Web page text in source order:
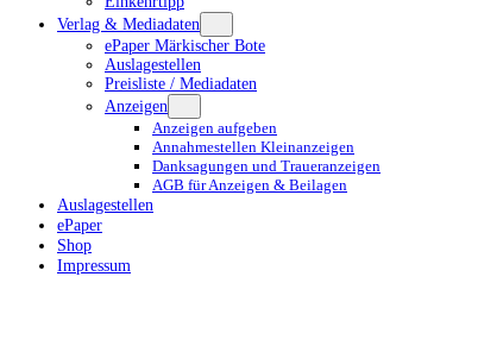
Verlag & Mediadaten
ePaper Märkischer Bote
Auslagestellen
Preisliste / Mediadaten
Anzeigen
Anzeigen aufgeben
Annahmestellen Kleinanzeigen
Danksagungen und Traueranzeigen
AGB für Anzeigen & Beilagen
Auslagestellen
ePaper
Shop
Impressum